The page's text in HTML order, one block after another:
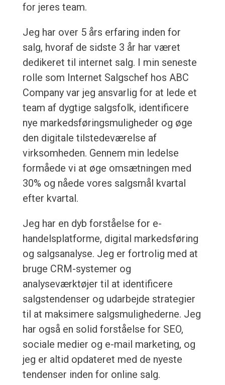
for jeres team.
Jeg har over 5 års erfaring inden for
salg, hvoraf de sidste 3 år har været
dedikeret til internet salg. I min seneste
rolle som Internet Salgschef hos ABC
Company var jeg ansvarlig for at lede et
team af dygtige salgsfolk, identificere
nye markedsføringsmuligheder og øge
den digitale tilstedeværelse af
virksomheden. Gennem min ledelse
formåede vi at øge omsætningen med
30% og nåede vores salgsmål kvartal
efter kvartal.
Jeg har en dyb forståelse for e-
handelsplatforme, digital markedsføring
og salgsanalyse. Jeg er fortrolig med at
bruge CRM-systemer og
analyseværktøjer til at identificere
salgstendenser og udarbejde strategier
til at maksimere salgsmulighederne. Jeg
har også en solid forståelse for SEO,
sociale medier og e-mail marketing, og
jeg er altid opdateret med de nyeste
tendenser inden for online salg.